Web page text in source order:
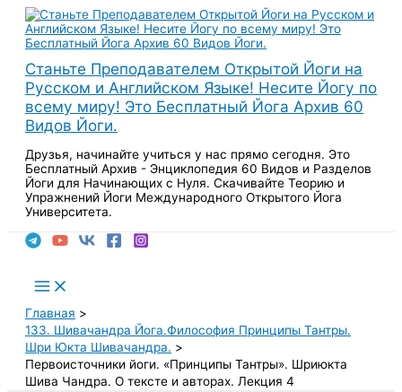
Перейти
содержимому
Станьте Преподавателем Открытой Йоги на
Русском и Английском Языке! Несите Йогу по
всему миру! Это Бесплатный Йога Архив 60
Видов Йоги.
Друзья, начинайте учиться у нас прямо сегодня. Это
Бесплатный Архив - Энциклопедия 60 Видов и Разделов
Йоги для Начинающих с Нуля. Скачивайте Теорию и
Упражнений Йоги Международного Открытого Йога
Университета.
Main
Menu
Главная
133. Шивачандра Йога.Философия Принципы Тантры.
Шри Юкта Шивачандра.
Первоисточники йоги. «Принципы Тантры». Шриюкта
Шива Чандра. О тексте и авторах. Лекция 4